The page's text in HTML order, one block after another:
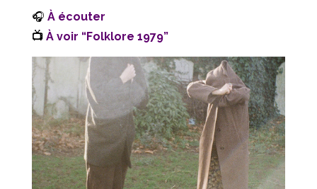
🎧 À écouter
📺 À voir “Folklore 1979”